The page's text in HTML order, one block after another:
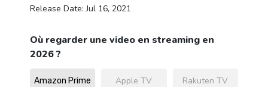
Release Date: Jul 16, 2021
Où regarder une video en streaming en
2026 ?
Amazon Prime
Apple TV Rakuten TV